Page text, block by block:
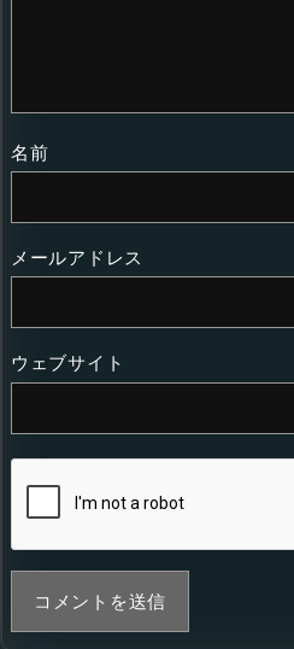
名前
メールアドレス
ウェブサイト